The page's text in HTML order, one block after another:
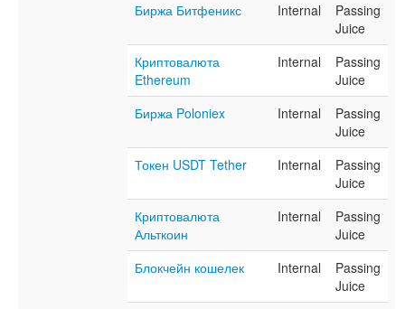
Биржа Битфеникс
Internal
Passing
Juice
Криптовалюта
Ethereum
Internal
Passing
Juice
Биржа Poloniex
Internal
Passing
Juice
Токен USDT Tether
Internal
Passing
Juice
Криптовалюта
Альткоин
Internal
Passing
Juice
Блокчейн кошелек
Internal
Passing
Juice